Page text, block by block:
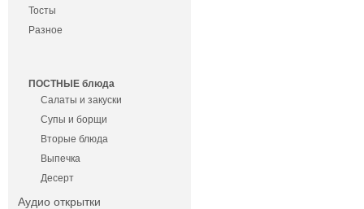
Тосты
Разное
ПОСТНЫЕ блюда
Салаты и закуски
Супы и борщи
Вторые блюда
Выпечка
Десерт
Аудио открытки